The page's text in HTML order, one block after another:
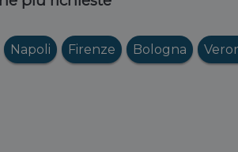
Napoli Firenze Bologna